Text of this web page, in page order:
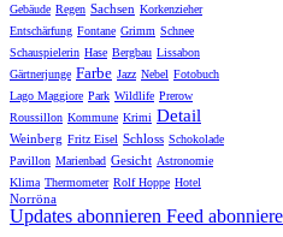
Gebäude Regen Sachsen Korkenzieher
Entschärfung Fontane Grimm Schnee
Schauspielerin Hase Bergbau Lissabon
Gärtnerjunge Farbe Jazz Nebel Fotobuch
Lago Maggiore Park Wildlife Prerow
Roussillon Kommune Krimi Detail
Weinberg Fritz Eisel Schloss Schokolade
Pavillon Marienbad Gesicht Astronomie
Klima Thermometer Rolf Hoppe Hotel
Norröna
Updates abonnieren Feed